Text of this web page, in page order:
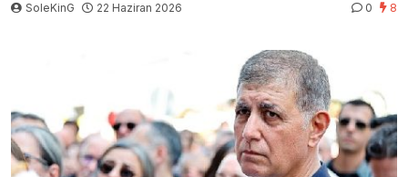
SoleKinG 22 Haziran 2026 0 8